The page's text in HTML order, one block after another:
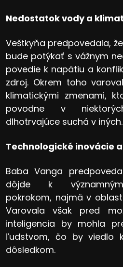
Nedostatok vody a
Veštkyňa predpovedala,
bude potýkať s vážnym
povedie k napätiu a
zdroj. Okrem toho
klimatickými zmenami,
povodne v
dlhotrvajúce suchá v iných.
Technologické inovácie
Baba Vanga
dôjde k významným
pokrokom, najmä v
Varovala však pred
inteligencia by mohla
ľudstvom, čo by viedlo
dôsledkom.